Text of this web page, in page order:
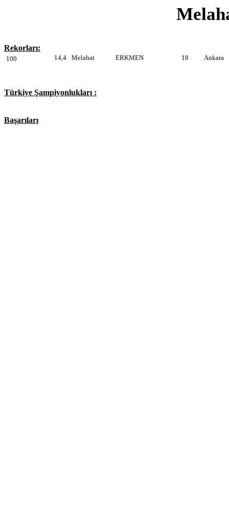
Rekorları:
100 14,4 Melahat ERKMEN 18 Ankara
Türkiye Şampiyonlukları :
Başarıları